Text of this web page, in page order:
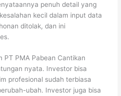
penuh detail yang
kecil dalam input data
ditolak, dan ini
PT PMA Pabean Cantikan
nyata. Investor bisa
profesional sudah terbiasa
ubah. Investor juga bisa